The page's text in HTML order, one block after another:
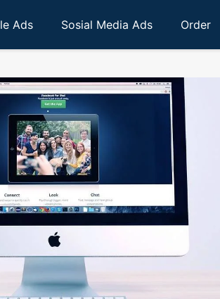
Ads Sosial Media Ads Order